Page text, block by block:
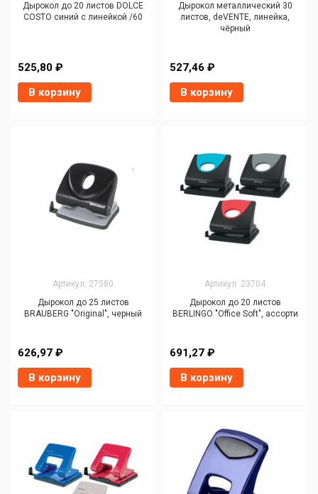
Дырокол до 20 листов DOLCE
COSTO синий с линейкой /60
525,80 ₽
В корзину
Дырокол металлический 30
листов, deVENTE, линейка,
чёрный
527,46 ₽
В корзину
Артикул: 27580
Дырокол до 25 листов
BRAUBERG "Original", черный
626,97 ₽
В корзину
Артикул: 23704
Дырокол до 20 листов
BERLINGO "Office Soft", ассорти
691,27 ₽
В корзину